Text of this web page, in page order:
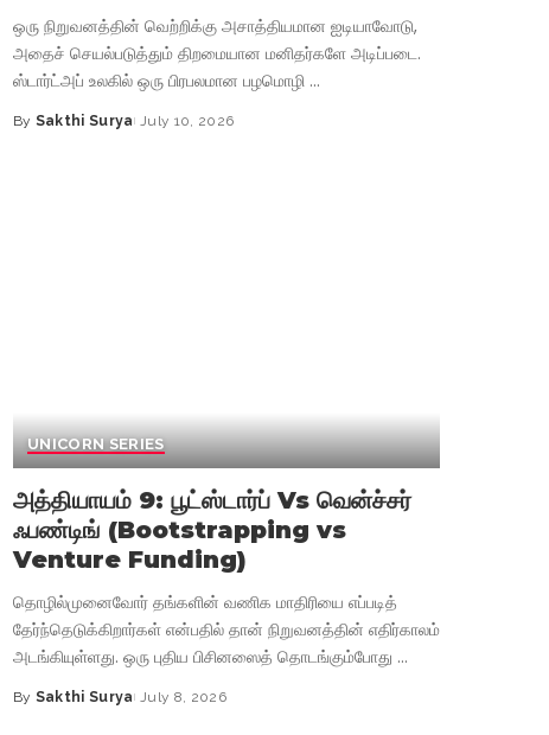
ஒரு நிறுவனத்தின் வெற்றிக்கு அசாத்தியமான ஐடியாவோடு,
அதைச் செயல்படுத்தும் திறமையான மனிதர்களே அடிப்படை.
ஸ்டார்ட்அப் உலகில் ஒரு பிரபலமான பழமொழி ...
Posted
By Sakthi Surya July 10, 2026
UNICORN SERIES
அத்தியாயம் 9: பூட்ஸ்டார்ப் Vs வென்ச்சர்
ஃபண்டிங் (Bootstrapping vs
Venture Funding)
தொழில்முனைவோர் தங்களின் வணிக மாதிரியை எப்படித்
தேர்ந்தெடுக்கிறார்கள் என்பதில் தான் நிறுவனத்தின் எதிர்காலம்
அடங்கியுள்ளது. ஒரு புதிய பிசினஸைத் தொடங்கும்போது ...
Posted
By Sakthi Surya July 8, 2026